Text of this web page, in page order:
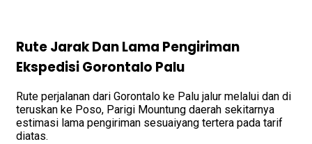
Rute Jarak Dan Lama Pengiriman
Ekspedisi Gorontalo Palu
Rute perjalanan dari Gorontalo ke Palu jalur melalui dan di
teruskan ke Poso, Parigi Mountung daerah sekitarnya
estimasi lama pengiriman sesuaiyang tertera pada tarif
diatas.